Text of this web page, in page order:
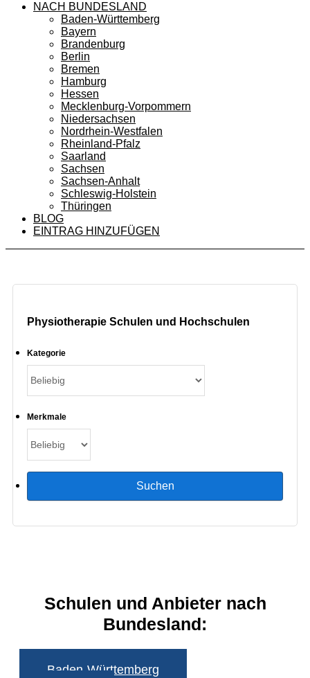
NACH BUNDESLAND
Baden-Württemberg
Bayern
Brandenburg
Berlin
Bremen
Hamburg
Hessen
Mecklenburg-Vorpommern
Niedersachsen
Nordrhein-Westfalen
Rheinland-Pfalz
Saarland
Sachsen
Sachsen-Anhalt
Schleswig-Holstein
Thüringen
BLOG
EINTRAG HINZUFÜGEN
Physiotherapie Schulen und Hochschulen
Kategorie
Merkmale
Schulen und Anbieter nach
Bundesland:
Baden-Württemberg